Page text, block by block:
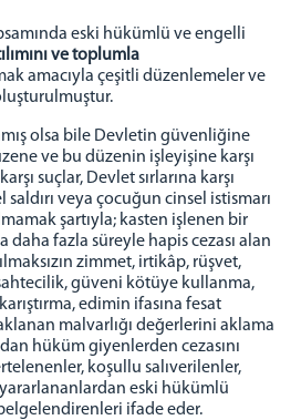
eski hükümlü ve engelli
ve toplumla
amacıyla çeşitli düzenlemeler ve
olsa bile Devletin güvenliğine
ve bu düzenin işleyişine karşı
suçlar, Devlet sırlarına karşı
saldırı veya çocuğun cinsel istismarı
şartıyla; kasten işlenen bir
daha fazla süreyle hapis cezası alan
zimmet, irtikâp, rüşvet,
sahtecilik, güveni kötüye kullanma,
edimin ifasına fesat
malvarlığı değerlerini aklama
hüküm giyenlerden cezasını
koşullu salıverilenler,
eski hükümlü
ifade eder.